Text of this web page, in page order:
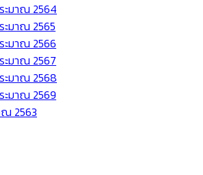
ะมาณ 2564
ะมาณ 2565
ะมาณ 2566
ะมาณ 2567
ะมาณ 2568
ะมาณ 2569
ณ 2563